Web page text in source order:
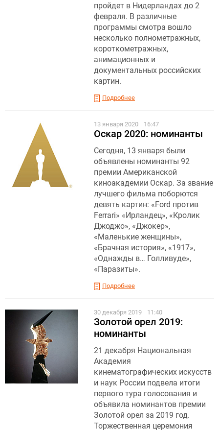
пройдет в Нидерландах до 2
февраля. В различные
программы смотра вошло
несколько полнометражных,
короткометражных,
анимационных и
документальных российских
картин.
Подробнее
13 января 2020 16:47
Оскар 2020: номинанты
Сегодня, 13 января были
объявлены номинанты 92
премии Американской
киноакадемии Оскар. За звание
лучшего фильма поборются
девять картин: «Ford против
Ferrari» «Ирландец», «Кролик
Джоджо», «Джокер»,
«Маленькие женщины»,
«Брачная история», «1917»,
«Однажды в… Голливуде»,
«Паразиты».
Подробнее
30 декабря 2019 11:40
Золотой орел 2019:
номинанты
21 декабря Национальная
Академия
кинематографических искусств
и наук России подвела итоги
первого тура голосования и
объявила номинантов премии
Золотой орел за 2019 год.
Торжественная церемония